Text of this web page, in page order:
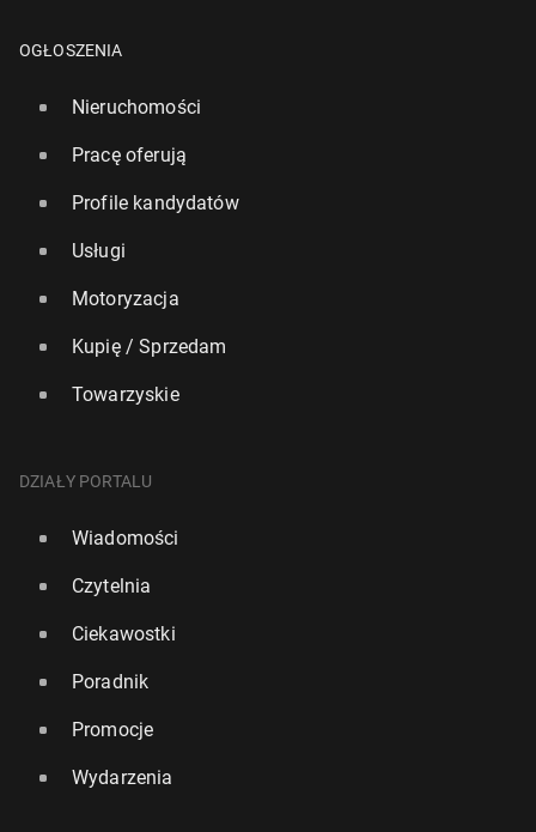
OGŁOSZENIA
Nieruchomości
Pracę oferują
Profile kandydatów
Usługi
Motoryzacja
Kupię / Sprzedam
Towarzyskie
DZIAŁY PORTALU
Wiadomości
Czytelnia
Ciekawostki
Poradnik
Promocje
Wydarzenia